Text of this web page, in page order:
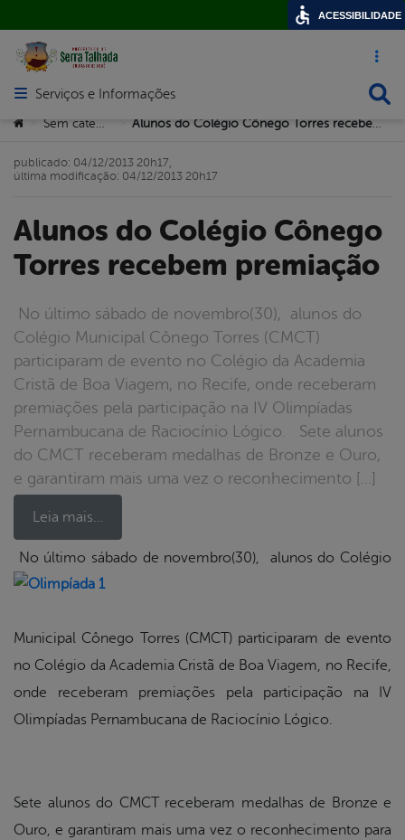
Acesso
Abrir menu principal de navegação
Serviços e Informações
Você está aqui:
> >
Alunos do Colégio Cônego
Torres recebem premiação
No último sábado de novembro(30), alunos do
Colégio Municipal Cônego Torres (CMCT)
participaram de evento no Colégio da Academia
Cristã de Boa Viagem, no Recife, onde receberam
premiações pela participação na IV Olimpíadas
Pernambucana de Raciocínio Lógico. Sete alunos
do CMCT receberam medalhas de Bronze e Ouro,
e garantiram mais uma vez o reconhecimento […]
Leia mais…
publicado: 04/12/2013 20h17,
última modificação: 04/12/2013 20h17
No último sábado de novembro(30), alunos do Colégio
Municipal Cônego Torres (CMCT) participaram de evento
no Colégio da Academia Cristã de Boa Viagem, no Recife,
onde receberam premiações pela participação na IV
Olimpíadas Pernambucana de Raciocínio Lógico.
Sete alunos do CMCT receberam medalhas de Bronze e
Ouro, e garantiram mais uma vez o reconhecimento para
ACESSIBILIDADE